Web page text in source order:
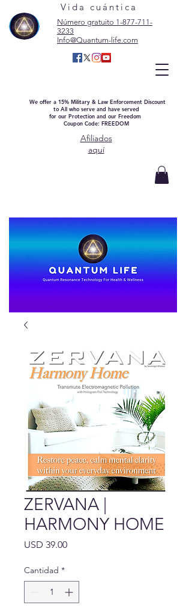
Vida cuántica
Número gratuito 1-877-711-
3233
Info@Quantum-life.com
We offer a 15% Military & Law Enforcement Discount
to All who serve and have served
for our Protection and our Freedom
Coupon Code: FREEDOM
Afiliados
aquí
ZERVANA |
HARMONY HOME
USD 39.00Precio
Cantidad *